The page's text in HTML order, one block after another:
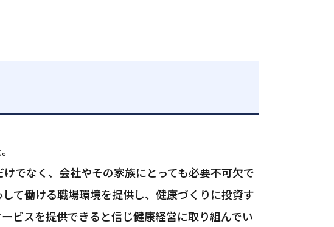
でなく、会社やその家族にとっても必要不可欠で
て働ける職場環境を提供し、健康づくりに投資す
ビスを提供できると信じ健康経営に取り組んでい